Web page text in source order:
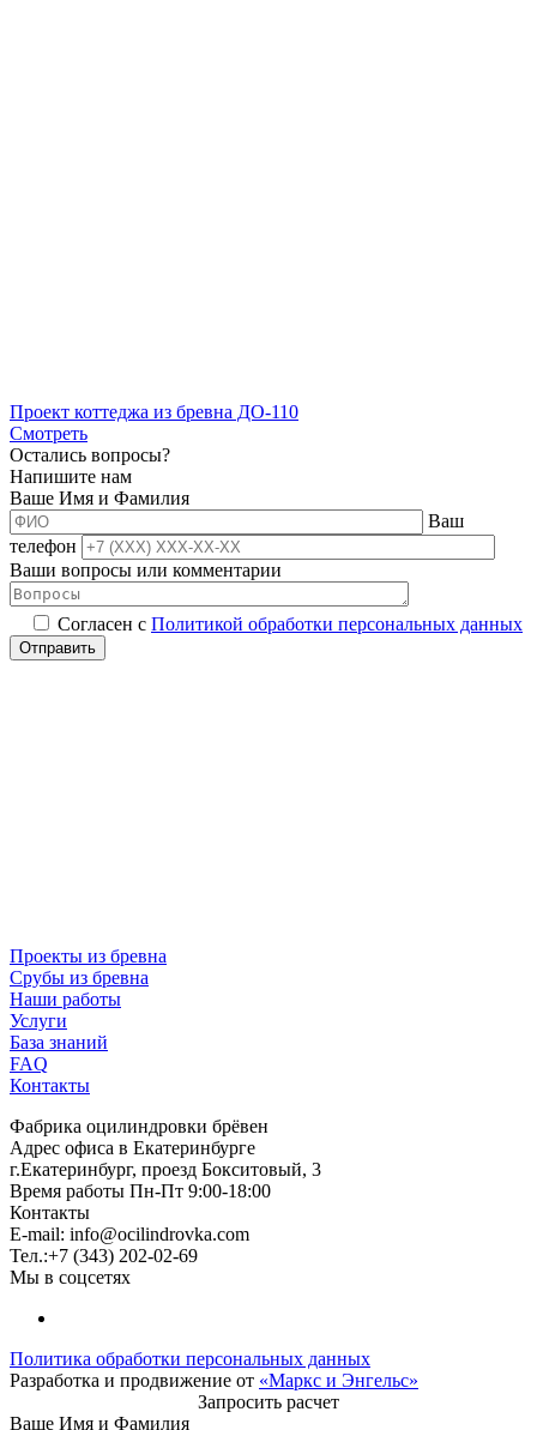
Проект коттеджа из бревна ДО-110
Смотреть
Остались вопросы?
Напишите нам
Ваше Имя и Фамилия
Ваш
телефон
Ваши вопросы или комментарии
Согласен с Политикой обработки персональных данных
Проекты из бревна
Срубы из бревна
Наши работы
Услуги
База знаний
FAQ
Контакты
Фабрика оцилиндровки брёвен
Адрес офиса в Екатеринбурге
г.Екатеринбург, проезд Бокситовый, 3
Время работы Пн-Пт 9:00-18:00
Контакты
E-mail: info@ocilindrovka.com
Тел.:+7 (343) 202-02-69
Мы в соцсетях
Политика обработки персональных данных
Разработка и продвижение от «Маркс и Энгельс»
Запросить расчет
Ваше Имя и Фамилия